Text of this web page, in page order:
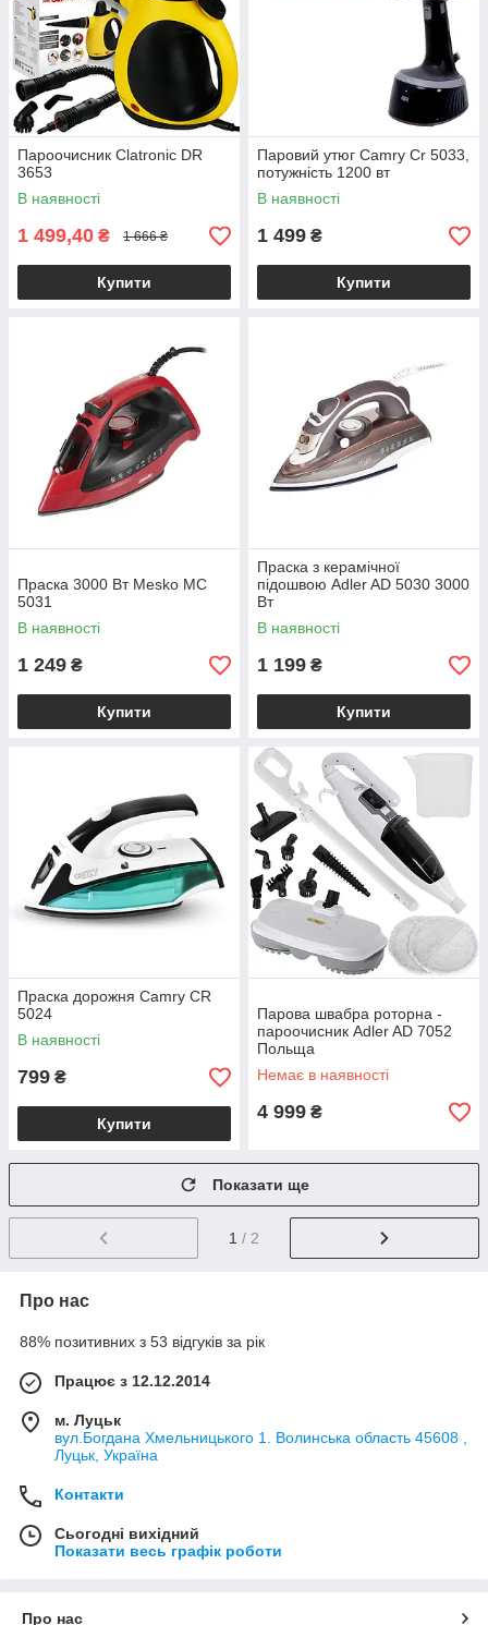
Пароочисник Clatronic DR
3653
В наявності
1 499,40 ₴ 1 666 ₴
Купити
Паровий утюг Camry Cr 5033,
потужність 1200 вт
В наявності
1 499 ₴
Купити
Праска 3000 Вт Mesko МС
5031
В наявності
1 249 ₴
Купити
Праска з керамічної
підошвою Adler AD 5030 3000
Вт
В наявності
1 199 ₴
Купити
Праска дорожня Camry CR
5024
В наявності
799 ₴
Купити
Парова швабра роторна -
пароочисник Adler AD 7052
Польща
Немає в наявності
4 999 ₴
Показати ще
1 / 2
Про нас
88% позитивних з 53 відгуків за рік
Працює з 12.12.2014
м. Луцьк
вул.Богдана Хмельницького 1. Волинська область 45608 ,
Луцьк, Україна
Контакти
Сьогодні вихідний
Показати весь графік роботи
Про нас